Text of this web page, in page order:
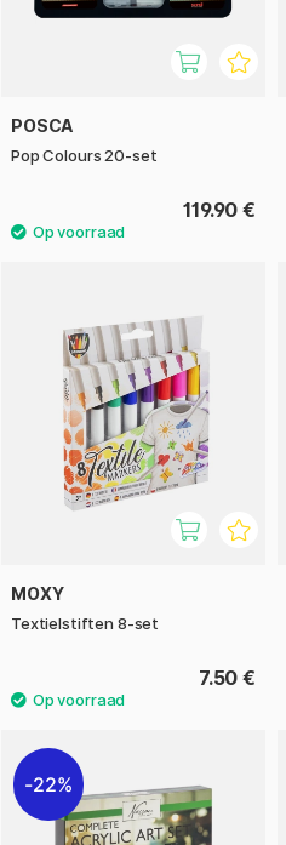
POSCA
Pop Colours 20-set
119.90 €
MOXY
Textielstiften 8-set
7.50 €
22%